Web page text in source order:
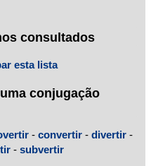
consultados
esta lista
conjugação
- convertir - divertir -
- subvertir